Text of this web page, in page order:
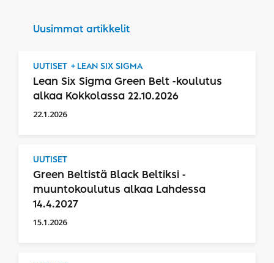
Uusimmat artikkelit
UUTISET LEAN SIX SIGMA
Lean Six Sigma Green Belt -koulutus
alkaa Kokkolassa 22.10.2026
22.1.2026
UUTISET
Green Beltistä Black Beltiksi -
muuntokoulutus alkaa Lahdessa
14.4.2027
15.1.2026